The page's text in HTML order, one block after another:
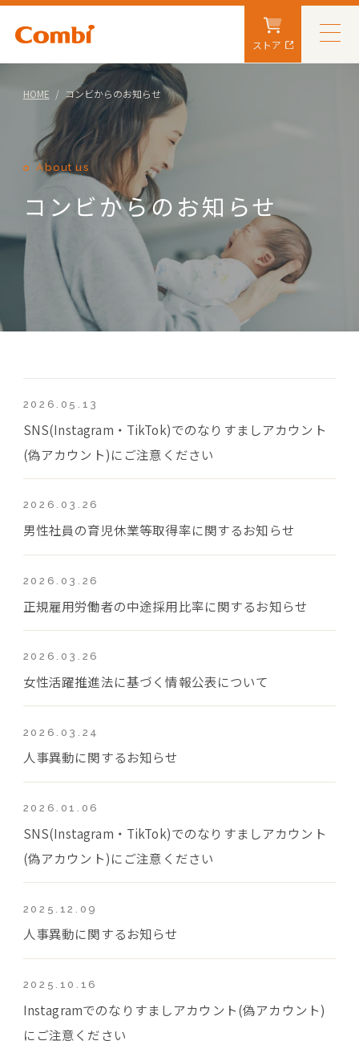
ストア
HOME コンビからのお知らせ
About us
コンビからのお知らせ
2026.05.13
SNS(Instagram・TikTok)でのなりすましアカウント
(偽アカウント)にご注意ください
2026.03.26
男性社員の育児休業等取得率に関するお知らせ
2026.03.26
正規雇用労働者の中途採用比率に関するお知らせ
2026.03.26
女性活躍推進法に基づく情報公表について
2026.03.24
人事異動に関するお知らせ
2026.01.06
SNS(Instagram・TikTok)でのなりすましアカウント
(偽アカウント)にご注意ください
2025.12.09
人事異動に関するお知らせ
2025.10.16
Instagramでのなりすましアカウント(偽アカウント)
にご注意ください